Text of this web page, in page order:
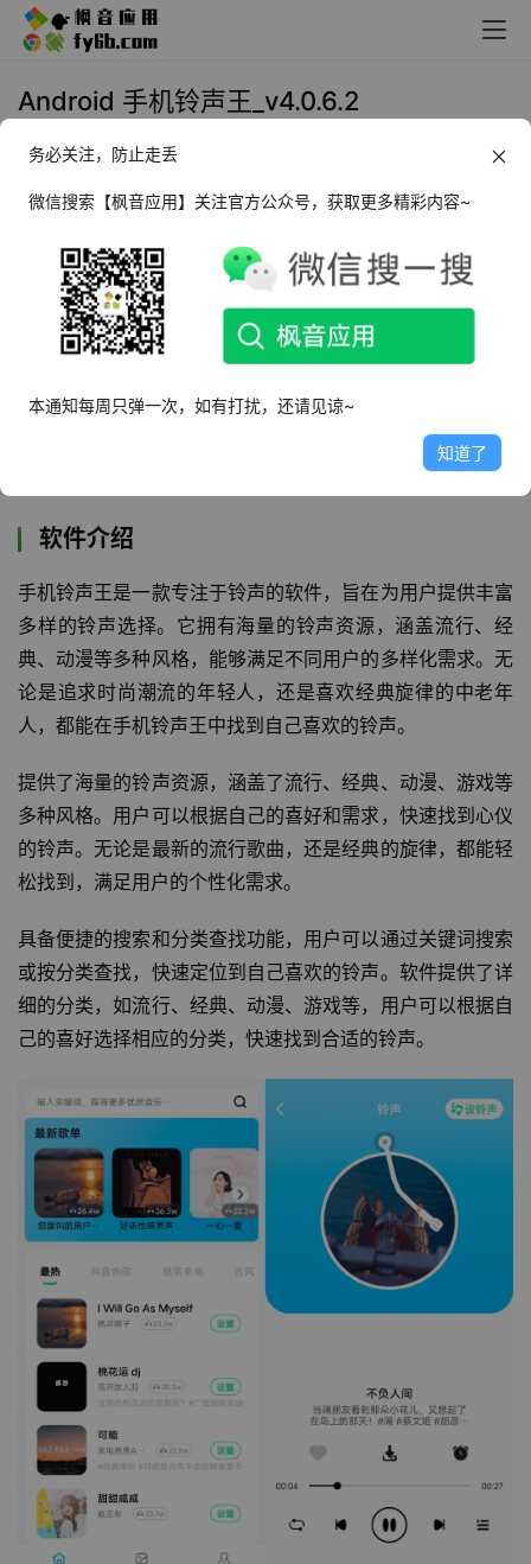
Android 手机铃声王_v4.0.6.2
2025年7月4日 13:49
前言
在使用手机的过程中，铃声是我们与外界联系的重要媒介之
一。一个独特的铃声不仅能让我们在众多来电中迅速识别自
己的手机，还能展现我们的个性和品味。今天，我要向大家
介绍一款名为“手机铃声王”的软件，它以其海量的铃声资
源、便捷的操作和个性化的设置，为用户提供了丰富的铃声
软件介绍
手机铃声王是一款专注于铃声的软件，旨在为用户提供丰富
多样的铃声选择。它拥有海量的铃声资源，涵盖流行、经
典、动漫等多种风格，能够满足不同用户的多样化需求。无
论是追求时尚潮流的年轻人，还是喜欢经典旋律的中老年
人，都能在手机铃声王中找到自己喜欢的铃声。
提供了海量的铃声资源，涵盖了流行、经典、动漫、游戏等
多种风格。用户可以根据自己的喜好和需求，快速找到心仪
的铃声。无论是最新的流行歌曲，还是经典的旋律，都能轻
松找到，满足用户的个性化需求。
具备便捷的搜索和分类查找功能，用户可以通过关键词搜索
或按分类查找，快速定位到自己喜欢的铃声。软件提供了详
细的分类，如流行、经典、动漫、游戏等，用户可以根据自
己的喜好选择相应的分类，快速找到合适的铃声。
务必关注，防止走丢
微信搜索【枫音应用】关注官方公众号，获取更多精彩内容~
本通知每周只弹一次，如有打扰，还请见谅~
知道了